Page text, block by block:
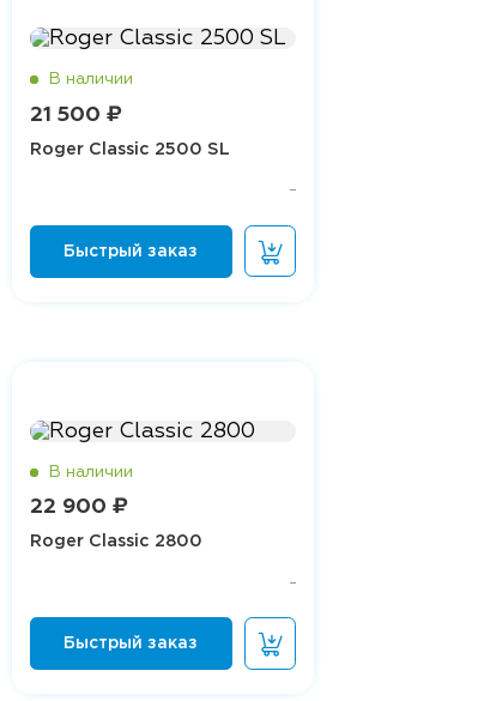
21 500 ₽
Roger Classic 2500 SL
22 900 ₽
Roger Classic 2800